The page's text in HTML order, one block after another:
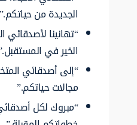
الجديدة من حياتكم.”
“تهانينا
الخير في
“إلى أصدقائي
مجالات حياتكم.”
“مبروك لكل